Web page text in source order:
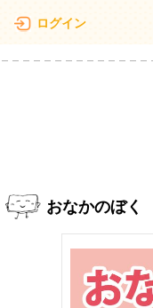
ログイン
おなかのぼく